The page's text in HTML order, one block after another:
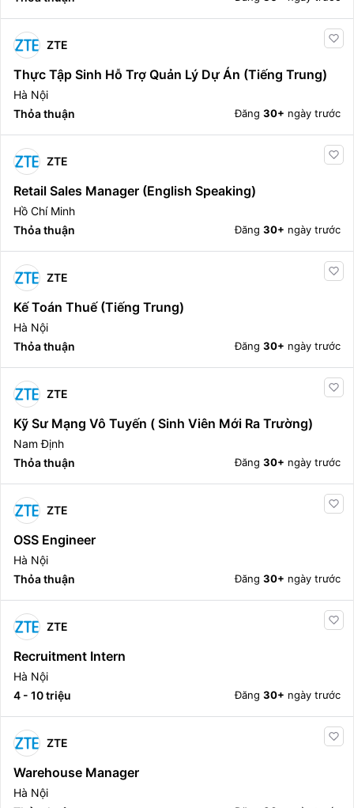
ZTE
Thực Tập Sinh Hỗ Trợ Quản Lý Dự Án (Tiếng Trung)
Hà Nội
Thỏa thuận
Đăng 30+ ngày trước
ZTE
Retail Sales Manager (English Speaking)
Hồ Chí Minh
Thỏa thuận
Đăng 30+ ngày trước
ZTE
Kế Toán Thuế (Tiếng Trung)
Hà Nội
Thỏa thuận
Đăng 30+ ngày trước
ZTE
Kỹ Sư Mạng Vô Tuyến ( Sinh Viên Mới Ra Trường)
Nam Định
Thỏa thuận
Đăng 30+ ngày trước
ZTE
OSS Engineer
Hà Nội
Thỏa thuận
Đăng 30+ ngày trước
ZTE
Recruitment Intern
Hà Nội
4 - 10 triệu
Đăng 30+ ngày trước
ZTE
Warehouse Manager
Hà Nội